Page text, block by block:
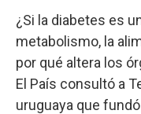
¿Si la diabetes es
metabolismo, la
por qué altera los
El País consultó a
uruguaya que